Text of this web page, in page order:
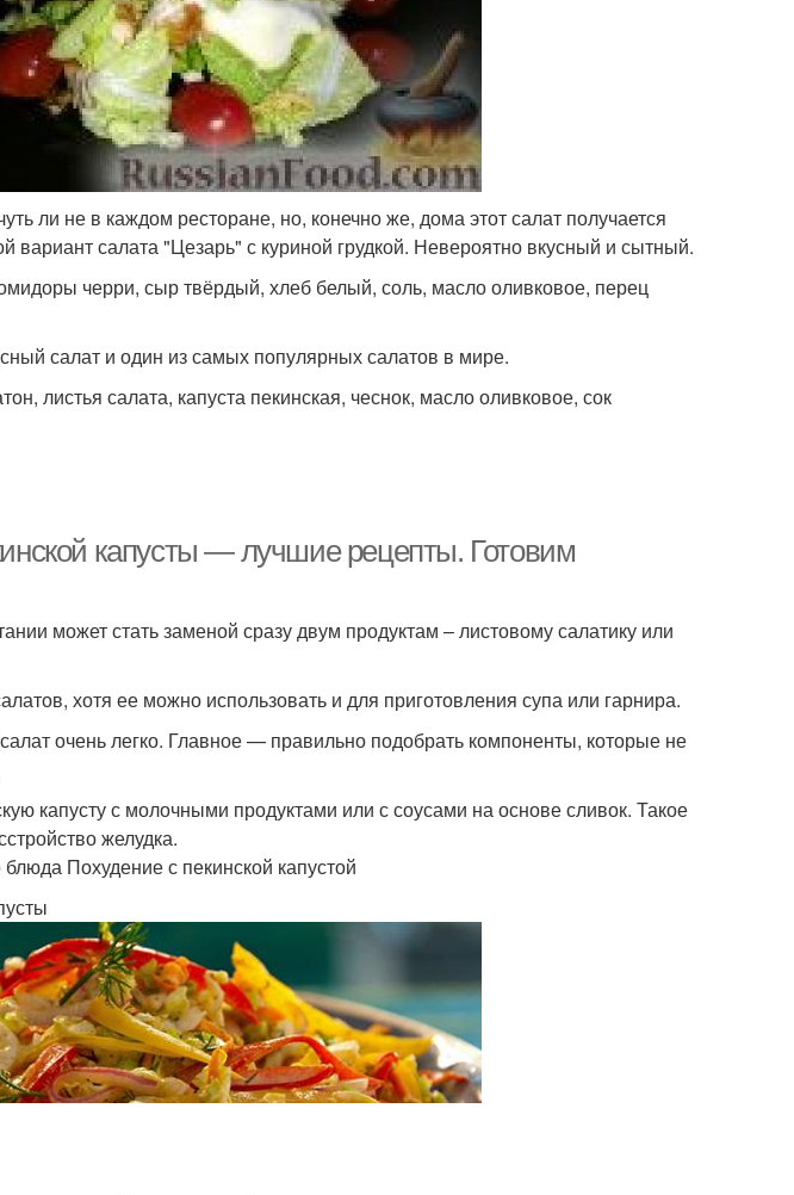
ли не в каждом ресторане, но, конечно же, дома этот салат получается
вариант салата "Цезарь" с куриной грудкой. Невероятно вкусный и сытный.
черри, сыр твёрдый, хлеб белый, соль, масло оливковое, перец
салат и один из самых популярных салатов в мире.
листья салата, капуста пекинская, чеснок, масло оливковое, сок
капусты — лучшие рецепты. Готовим
может стать заменой сразу двум продуктам – листовому салатику или
хотя ее можно использовать и для приготовления супа или гарнира.
очень легко. Главное — правильно подобрать компоненты, которые не
капусту с молочными продуктами или с соусами на основе сливок. Такое
желудка.
Похудение с пекинской капустой